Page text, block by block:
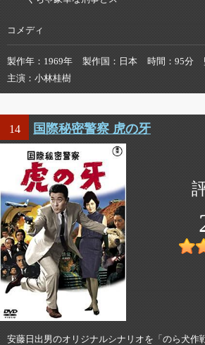
コメディ
製作年 1969年 製作国 日本 時間 95分
主演
小林桂樹
14 国際秘密警察 虎の牙
安藤日出男のオリジナルシナリオを「のら犬作